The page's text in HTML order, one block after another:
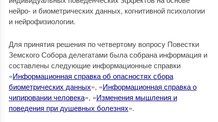
нейро- и биометрических данных, когнитивной психологии
и нейрофизиологии.
Для принятия решения по четвертому вопросу Повестки
Земского Собора делегатами была собрана информация и
составлены следующие информационные справки
«Информационная справка об опасностях сбора
биометрических данных», «Информационная справка о
чипировании человека», «Изменения мышления и
поведения при душевных болезнях».